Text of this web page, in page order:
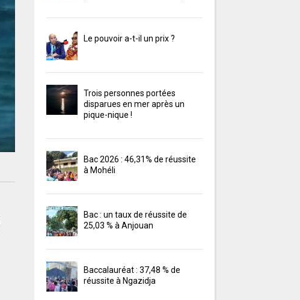
Le pouvoir a-t-il un prix ?
Trois personnes portées
disparues en mer après un
pique-nique !
Bac 2026 : 46,31% de réussite
à Mohéli
Bac : un taux de réussite de
25,03 % à Anjouan
Baccalauréat : 37,48 % de
réussite à Ngazidja